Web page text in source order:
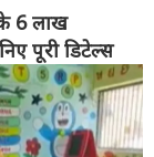
6 लाख
पूरी डिटेल्स